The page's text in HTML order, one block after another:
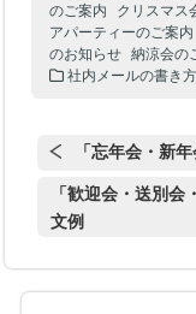
のご案内
クリスマス
アパーティーのご案内
のお知らせ
納涼会の
社内メールの書き方
「忘年会・新
「歓迎会・送別
文例